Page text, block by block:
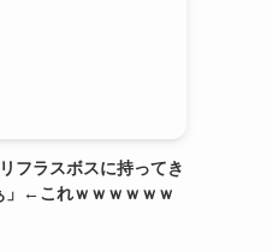
フラスボスに持ってき
」←これｗｗｗｗｗｗ